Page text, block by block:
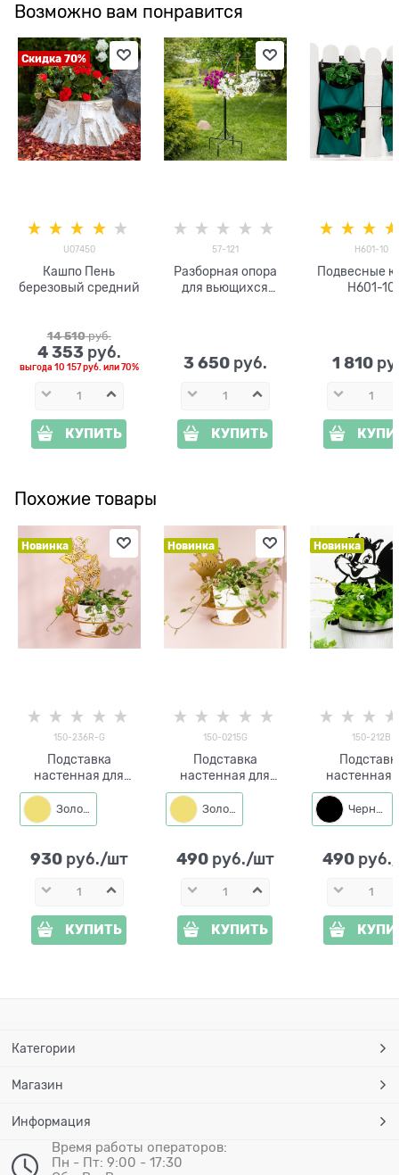
Возможно вам понравится
Скидка 70%
U07450
Кашпо Пень
березовый средний
14 510 руб.
4 353 руб.
выгода 10 157 руб. или70%
КУПИТЬ
57-121
Разборная опора
для вьющихся
3 650 руб.
КУПИТЬ
H601-10
Подвесные
H601-10
1 810
Похожие товары
Новинка
150-236R-G
Подставка
настенная для
одного растения
Бабочки 150-236R
со съёмной
Золото
930 руб./шт
КУПИТЬ
Новинка
150-0215G
Подставка
настенная для
одного растения
Золотая рыбка 150-
0215 со съёмной
Золото
490 руб./шт
КУПИТЬ
Новинка
150-212B
настенная
одного
150-212 со
кольцом
Черный
490
Категории
Магазин
Информация
Время работы операторов:
Пн - Пт: 9:00 - 17:30